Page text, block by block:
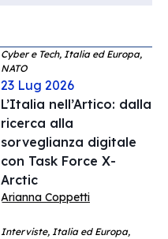
Cyber e Tech, Italia ed Europa,
NATO
23 Lug 2026
L’Italia nell’Artico: dalla
ricerca alla
sorveglianza digitale
con Task Force X-
Arctic
Arianna Coppetti
Interviste, Italia ed Europa,